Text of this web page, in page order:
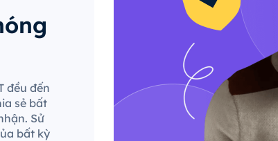
đều đến
sẻ bất
Sử
bất kỳ